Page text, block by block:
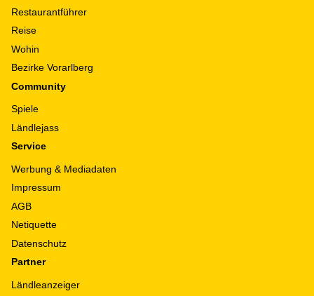
Restaurantführer
Reise
Wohin
Bezirke Vorarlberg
Community
Spiele
Ländlejass
Service
Werbung & Mediadaten
Impressum
AGB
Netiquette
Datenschutz
Partner
Ländleanzeiger